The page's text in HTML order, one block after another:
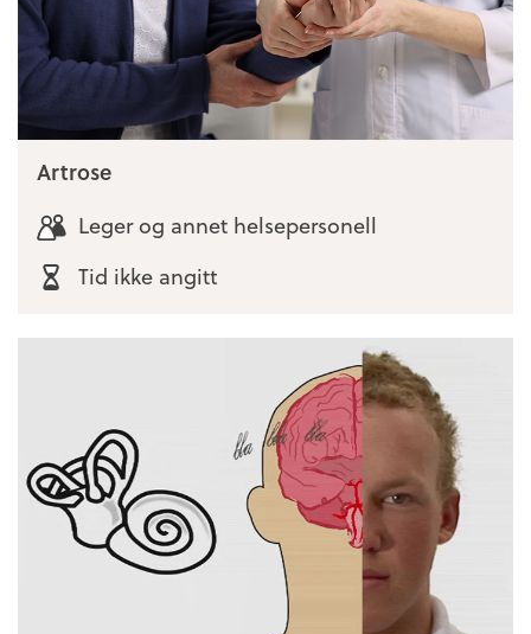
Artrose
Leger og annet helsepersonell
Tid ikke angitt